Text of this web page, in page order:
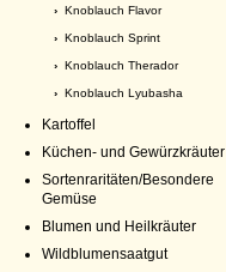
› Knoblauch Flavor
› Knoblauch Sprint
› Knoblauch Therador
› Knoblauch Lyubasha
Kartoffel
Küchen- und Gewürzkräuter
Sortenraritäten/Besondere
Gemüse
Blumen und Heilkräuter
Wildblumensaatgut